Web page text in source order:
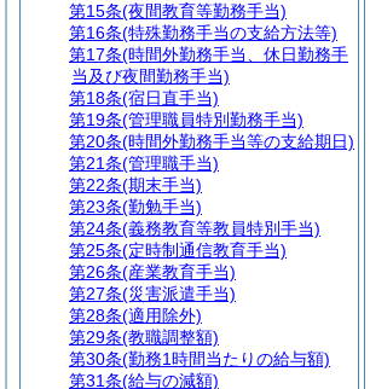
第15条(夜間教育等勤務手当)
第16条(特殊勤務手当の支給方法等)
第17条(時間外勤務手当、休日勤務手
当及び夜間勤務手当)
第18条(宿日直手当)
第19条(管理職員特別勤務手当)
第20条(時間外勤務手当等の支給期日)
第21条(管理職手当)
第22条(期末手当)
第23条(勤勉手当)
第24条(義務教育等教員特別手当)
第25条(定時制通信教育手当)
第26条(産業教育手当)
第27条(災害派遣手当)
第28条(適用除外)
第29条(教職調整額)
第30条(勤務1時間当たりの給与額)
第31条(給与の減額)